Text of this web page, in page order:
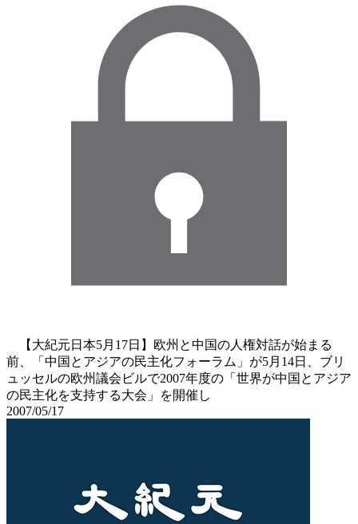
【大紀元日本5月17日】欧州と中国の人権対話が始まる
前、「中国とアジアの民主化フォーラム」が5月14日、ブリ
ュッセルの欧州議会ビルで2007年度の「世界が中国とアジア
の民主化を支持する大会」を開催し
2007/05/17